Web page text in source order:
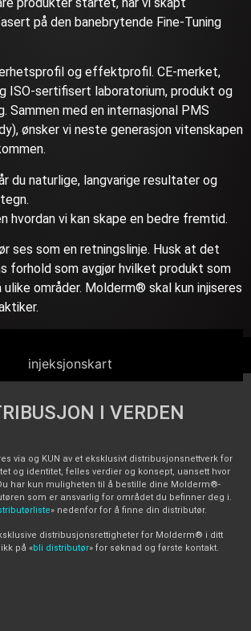
på den banebrytende Fine-Tuning
og effektprofil. CE-merket,
ISO-sertifisert laboratorium, produkt og
Sammen med en internasjonal PMS
ønsker vi neste generasjon vitenskapen
du naturlige, langvarige resultater og
hvordan vi kan skape en bedre fremtid.
ses som en retningslinje. Husk at det
forhold som avgjør hvilket produkt som
områder. Molderm® skal kun injiseres
I VERDEN
via og KUN av et eksklusivt distribusjonsnettverk for
og identitet, felles verdier og konsept, uansett hvor
har kun muligheten til å bestille dine Molderm®-
som er ansvarlig for området du befinner deg i.
» nedenfor for å finne din distributør.
distribusjonsrettigheter for Molderm® i ditt
på «bli distributør» for søknad og første kontakt.